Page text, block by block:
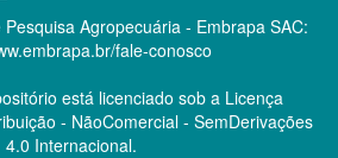
Agropecuária - Embrapa SAC:
fale-conosco
está licenciado sob a Licença
- NãoComercial - SemDerivações
4.0 Internacional.